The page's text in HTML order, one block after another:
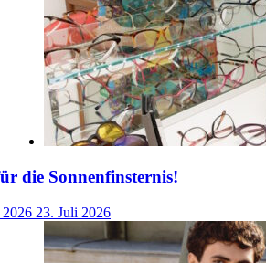
die Sonnenfinsternis!
23. Juli 2026